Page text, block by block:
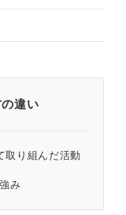
違い
取り組んだ活動
み